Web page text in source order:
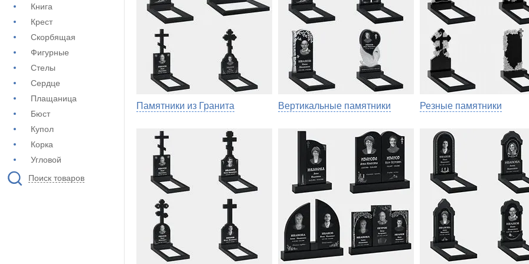
Книга
Крест
Скорбящая
Фигурные
Стелы
Сердце
Плащаница
Бюст
Купол
Корка
Угловой
Поиск товаров
Памятники из Гранита Вертикальные памятники Резные памятники